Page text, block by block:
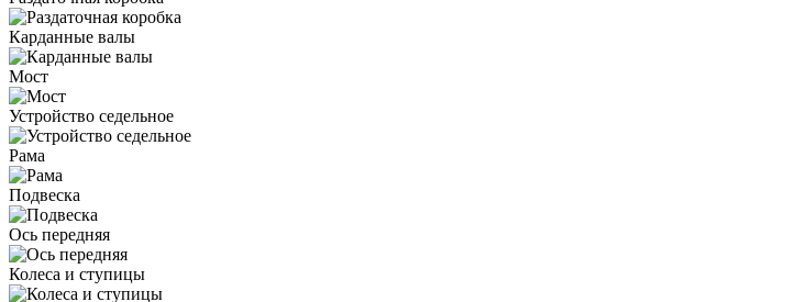
Карданные валы
Мост
Устройство седельное
Рама
Подвеска
Ось передняя
Колеса и ступицы